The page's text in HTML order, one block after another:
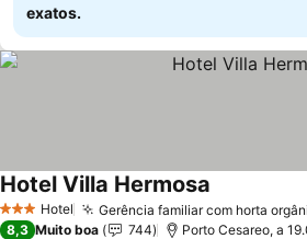
exatos.
3 EstrelasHotel Gerência familiar com horta
Hotel Villa Hermosa
8,3 Muito boa 744 Porto Cesareo, a